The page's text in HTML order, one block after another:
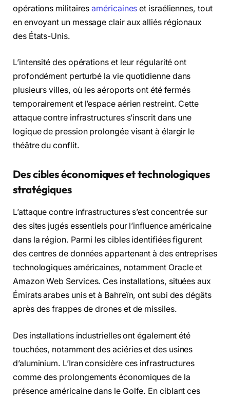
opérations militairesaméricaines et israéliennes, tout
en envoyant un message clair aux alliés régionaux
des États-Unis.
L’intensité des opérations et leur régularité ont
profondément perturbé la vie quotidienne dans
plusieurs villes, où les aéroports ont été fermés
temporairement et l’espace aérien restreint. Cette
attaque contre infrastructures s’inscrit dans une
logique de pression prolongée visant à élargir le
théâtre du conflit.
Des cibles économiques et technologiques
stratégiques
L’attaque contre infrastructures s’est concentrée sur
des sites jugés essentiels pour l’influence américaine
dans la région. Parmi les cibles identifiées figurent
des centres de données appartenant à des entreprises
technologiques américaines, notamment Oracle et
Amazon Web Services. Ces installations, situées aux
Émirats arabes unis et à Bahreïn, ont subi des dégâts
après des frappes de drones et de missiles.
Des installations industrielles ont également été
touchées, notamment des aciéries et des usines
d’aluminium. L’Iran considère ces infrastructures
comme des prolongements économiques de la
présence américaine dans le Golfe. En ciblant ces